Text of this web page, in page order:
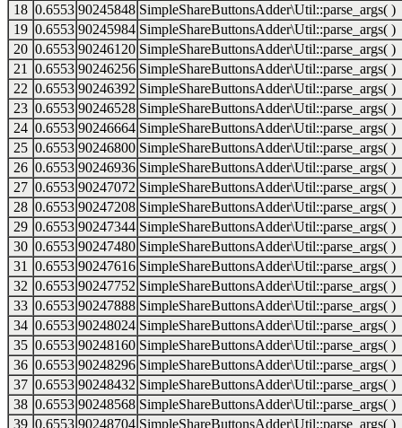
18 0.6553 90245848 SimpleShareButtonsAdder\Util::parse_args( )
19 0.6553 90245984 SimpleShareButtonsAdder\Util::parse_args( )
20 0.6553 90246120 SimpleShareButtonsAdder\Util::parse_args( )
21
0.6553 90246256 SimpleShareButtonsAdder\Util::parse_args( )
22 0.6553 90246392 SimpleShareButtonsAdder\Util::parse_args( )
23 0.6553 90246528 SimpleShareButtonsAdder\Util::parse_args( )
24 0.6553 90246664 SimpleShareButtonsAdder\Util::parse_args( )
25 0.6553 90246800 SimpleShareButtonsAdder\Util::parse_args( )
26 0.6553 90246936 SimpleShareButtonsAdder\Util::parse_args( )
27 0.6553 90247072 SimpleShareButtonsAdder\Util::parse_args( )
28 0.6553 90247208 SimpleShareButtonsAdder\Util::parse_args( )
29 0.6553 90247344 SimpleShareButtonsAdder\Util::parse_args( )
30 0.6553 90247480 SimpleShareButtonsAdder\Util::parse_args( )
31
0.6553 90247616 SimpleShareButtonsAdder\Util::parse_args( )
32 0.6553 90247752 SimpleShareButtonsAdder\Util::parse_args( )
33 0.6553 90247888 SimpleShareButtonsAdder\Util::parse_args( )
34 0.6553 90248024 SimpleShareButtonsAdder\Util::parse_args( )
35 0.6553 90248160 SimpleShareButtonsAdder\Util::parse_args( )
36 0.6553 90248296 SimpleShareButtonsAdder\Util::parse_args( )
37 0.6553 90248432 SimpleShareButtonsAdder\Util::parse_args( )
38 0.6553 90248568 SimpleShareButtonsAdder\Util::parse_args( )
39 0.6553 90248704 SimpleShareButtonsAdder\Util::parse_args( )